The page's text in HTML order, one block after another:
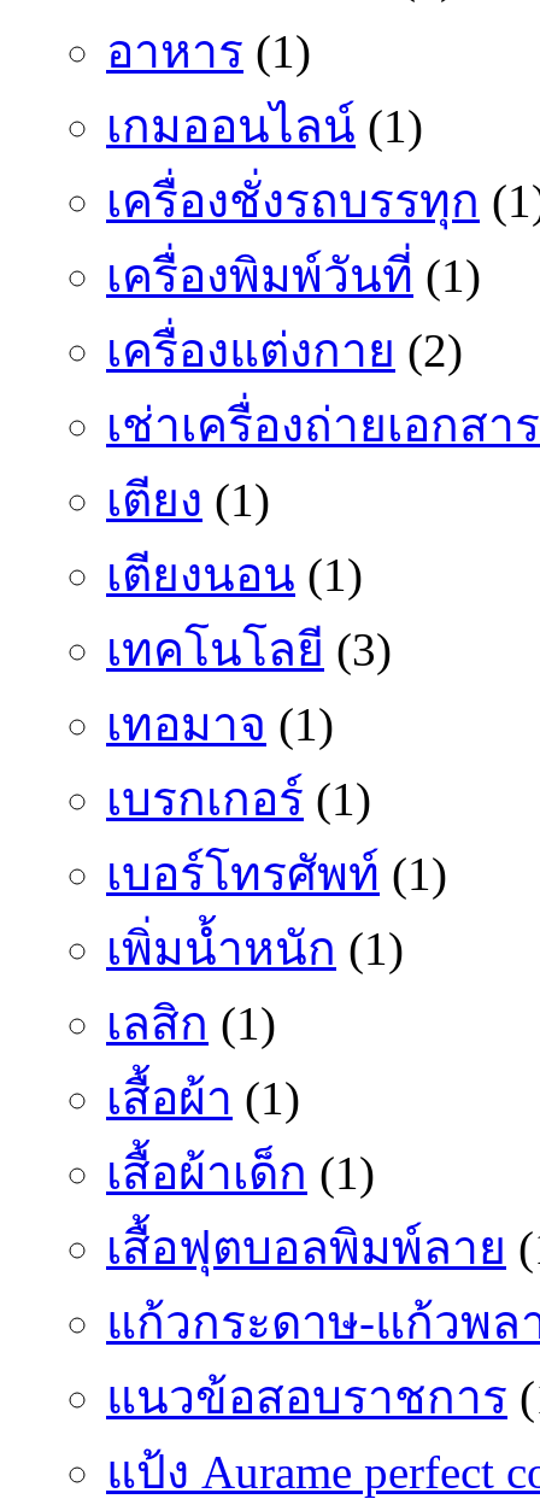
อาหาร (1)
เกมออนไลน์ (1)
เครื่องชั่งรถบรรทุก
เครื่องพิมพ์วันที่ (1)
เครื่องแต่งกาย (2)
เช่าเครื่องถ่ายเอกสาร
เตียง (1)
เตียงนอน (1)
เทคโนโลยี (3)
เทอมาจ (1)
เบรกเกอร์ (1)
เบอร์โทรศัพท์ (1)
เพิ่มน้ำหนัก (1)
เลสิก (1)
เสื้อผ้า (1)
เสื้อผ้าเด็ก (1)
เสื้อฟุตบอลพิมพ์ลาย
แก้วกระดาษ-แก้วพล
แนวข้อสอบราชการ
แป้ง Aurame perfect